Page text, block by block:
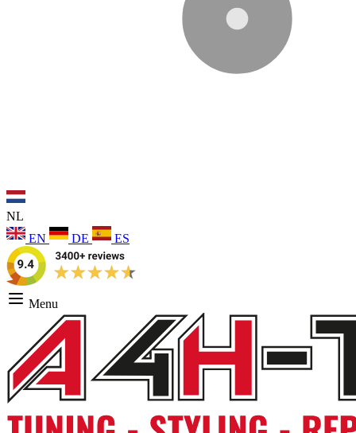
NL
EN
DE ES
Menu